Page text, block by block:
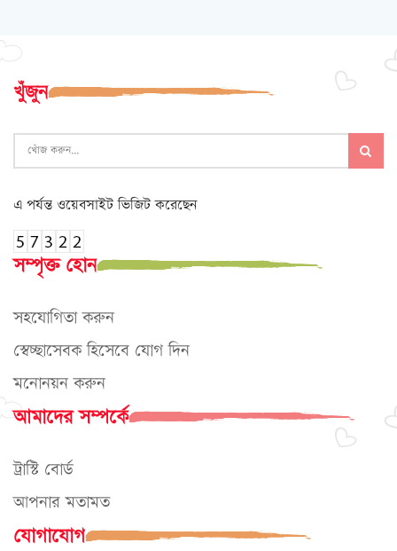
খুঁজুন
এ পর্যন্ত ওয়েবসাইট ভিজিট করেছেন
সম্পৃক্ত হোন
সহযোগিতা করুন
স্বেচ্ছাসেবক হিসেবে যোগ দিন
মনোনয়ন করুন
আমাদের সম্পর্কে
ট্রাস্টি বোর্ড
আপনার মতামত
যোগাযোগ